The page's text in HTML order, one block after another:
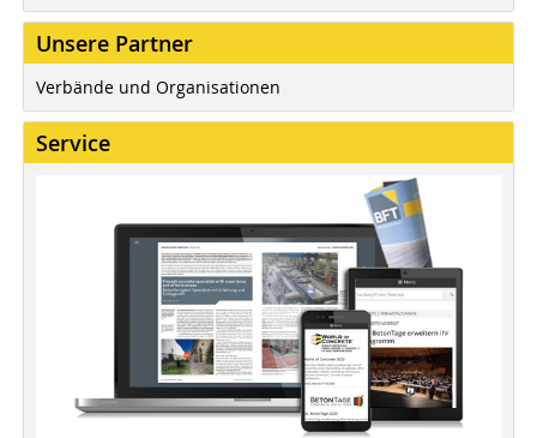
Unsere Partner
Verbände und Organisationen
Service